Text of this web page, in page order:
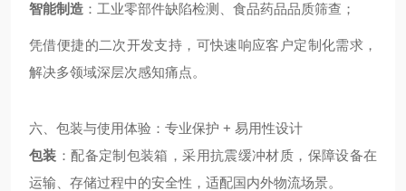
智能制造 ：工业零部件缺陷检测、食品药品品质筛查；
凭借便捷的二次开发支持，可快速响应客户定制化需求，
解决多领域深层次感知痛点。
六、包装与使用体验：专业保护 + 易用性设计
包装 ：配备定制包装箱，采用抗震缓冲材质，保障设备在
运输、存储过程中的安全性，适配国内外物流场景。